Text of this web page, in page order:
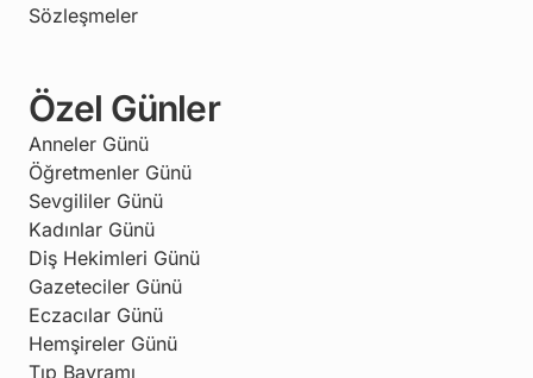
Sözleşmeler
Özel Günler
Anneler Günü
Öğretmenler Günü
Sevgililer Günü
Kadınlar Günü
Diş Hekimleri Günü
Gazeteciler Günü
Eczacılar Günü
Hemşireler Günü
Tıp Bayramı